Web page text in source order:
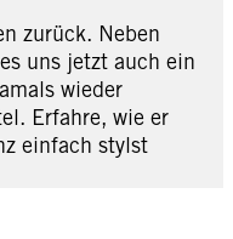
zurück. Neben
uns jetzt auch ein
wieder
Erfahre, wie er
einfach stylst